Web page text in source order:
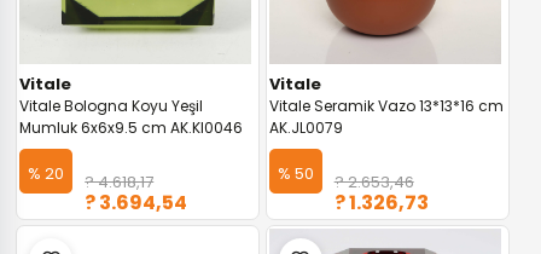
Vitale
Vitale Bologna Koyu Yeşil
Mumluk 6x6x9.5 cm AK.KI0046
% 20 ? 4.618,17
? 3.694,54
Vitale
Vitale Seramik Vazo 13*13*16 cm
AK.JL0079
% 50 ? 2.653,46
? 1.326,73